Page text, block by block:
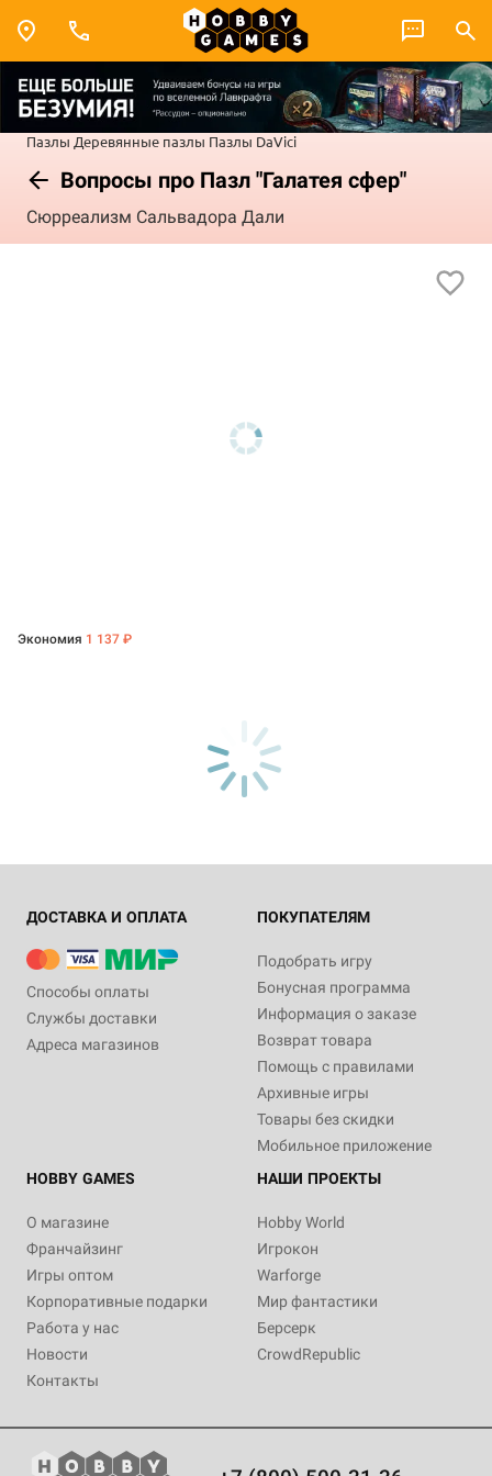
Пазлы Деревянные пазлы Пазлы DaVici
Вопросы про Пазл "Галатея сфер"
Сюрреализм Сальвадора Дали
Экономия 1 137 ₽
ДОСТАВКА И ОПЛАТА
Способы оплаты
Службы доставки
Адреса магазинов
ПОКУПАТЕЛЯМ
Подобрать игру
Бонусная программа
Информация о заказе
Возврат товара
Помощь с правилами
Архивные игры
Товары без скидки
Мобильное приложение
HOBBY GAMES
О магазине
Франчайзинг
Игры оптом
Корпоративные подарки
Работа у нас
Новости
Контакты
НАШИ ПРОЕКТЫ
Hobby World
Игрокон
Warforge
Мир фантастики
Берсерк
CrowdRepublic